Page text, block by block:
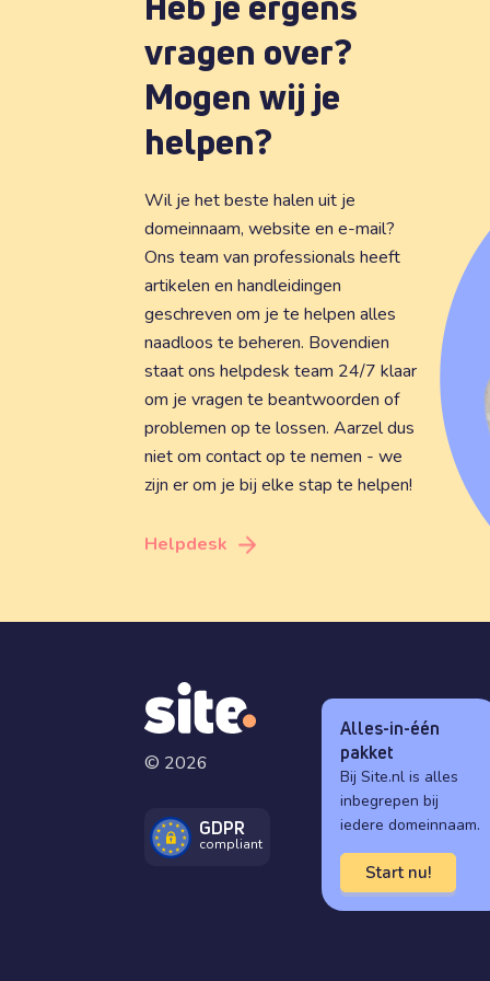
vragen over?
Mogen wij je
helpen?
Wil je het beste halen uit je
domeinnaam, website en e-mail?
Ons team van professionals heeft
artikelen en handleidingen
geschreven om je te helpen alles
naadloos te beheren. Bovendien
staat ons helpdesk team 24/7 klaar
om je vragen te beantwoorden of
problemen op te lossen. Aarzel dus
niet om contact op te nemen - we
zijn er om je bij elke stap te helpen!
Helpdesk
© 2026
GDPR
compliant
Alles-in-één
pakket
Bij Site.nl is alles
inbegrepen bij
iedere domeinnaam.
Start nu!